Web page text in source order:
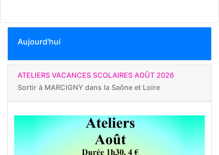
Aujourd'hui
ATELIERS VACANCES SCOLAIRES AOÛT 2026
Sortir à MARCIGNY dans la Saône et Loire